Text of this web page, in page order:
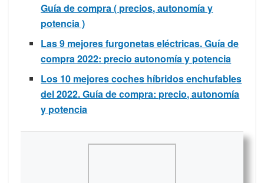
Guía de compra ( precios, autonomía y
potencia )
Las 9 mejores furgonetas eléctricas. Guía de
compra 2022: precio autonomía y potencia
Los 10 mejores coches híbridos enchufables
del 2022. Guía de compra: precio, autonomía
y potencia